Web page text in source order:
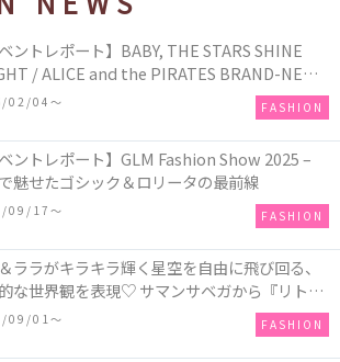
ベントレポート】BABY, THE STARS SHINE
/ ALICE and the PIRATES BRAND-NEW
in TOKYO
02/04〜 FASHION
ベントレポート】GLM Fashion Show 2025 –
魅せたゴシック＆ロリータの最前線
09/17〜 FASHION
ララがキラキラ輝く星空を自由に飛び回る、
な世界観を表現♡ サマンサベガから『リトル
スターズ』50周年アニバーサリーイヤー』を
09/01〜 FASHION